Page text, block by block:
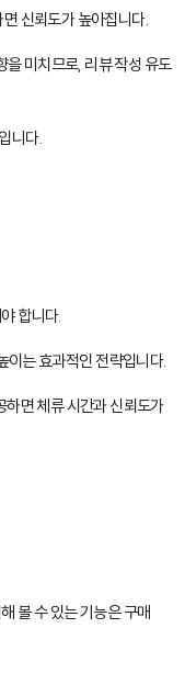
신뢰도가 높아집니다.
을 미치므로, 리뷰 작성 유도
니다.
합니다.
이는 효과적인 전략입니다.
하면 체류 시간과 신뢰도가
볼 수 있는 기능은 구매